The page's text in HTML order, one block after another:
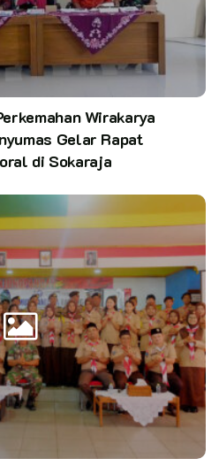
Wirakarya
Gelar Rapat
di Sokaraja